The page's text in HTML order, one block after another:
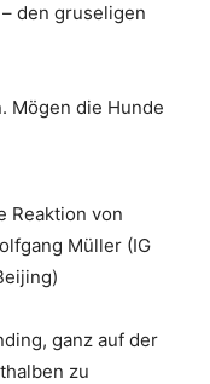
den gruseligen
Mögen die Hunde
Reaktion von
Müller (IG
ganz auf der
zu